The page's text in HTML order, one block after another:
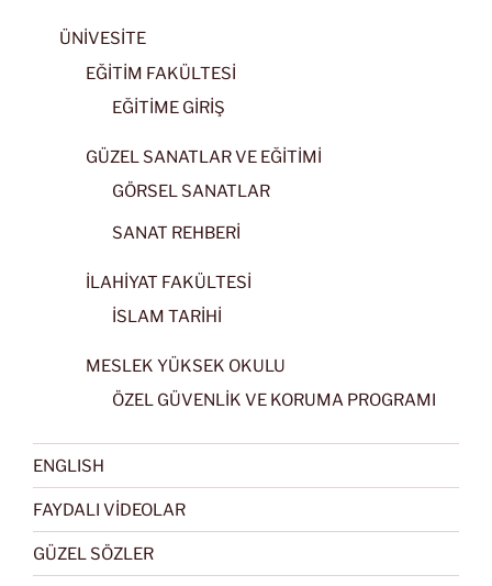
ÜNİVESİTE
EĞİTİM FAKÜLTESİ
EĞİTİME GİRİŞ
GÜZEL SANATLAR VE EĞİTİMİ
GÖRSEL SANATLAR
SANAT REHBERİ
İLAHİYAT FAKÜLTESİ
İSLAM TARİHİ
MESLEK YÜKSEK OKULU
ÖZEL GÜVENLİK VE KORUMA PROGRAMI
ENGLISH
FAYDALI VİDEOLAR
GÜZEL SÖZLER